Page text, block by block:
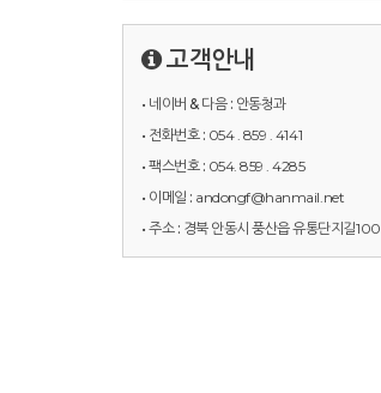
고객안내
• 네이버 & 다음 : 안동청과
• 전화번호 : 054 . 859 . 4141
• 팩스번호 : 054. 859 . 4285
• 이메일 : andongf@hanmail.net
• 주소 : 경북 안동시 풍산읍 유통단지길100